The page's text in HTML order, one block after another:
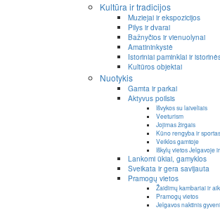
Kultūra ir tradicijos
Muziejai ir ekspozicijos
Pilys ir dvarai
Bažnyčios ir vienuolynai
Amatininkystė
Istoriniai paminklai ir
Kultūros objektai
Nuotykis
Gamta ir parkai
Aktyvus poilsis
Išvykos su laiveliais
Veeturism
Jojimas žirgais
Kūno rengyba ir sportas
Veiklos gamtoje
Iškylų vietos Jelgavoje
Lankomi ūkiai, gamyklos
Sveikata ir gera savijauta
Pramogų vietos
Žaidimų kambariai ir
Pramogų vietos
Jelgavos naktinis